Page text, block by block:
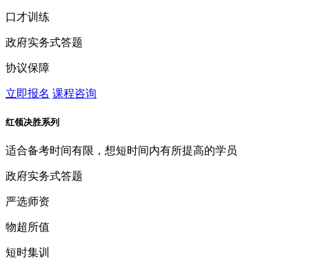
口才训练
政府实务式答题
协议保障
立即报名 课程咨询
红领决胜系列
适合备考时间有限，想短时间内有所提高的学员
政府实务式答题
严选师资
物超所值
短时集训